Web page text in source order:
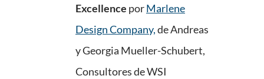
Excellence porMarlene
Design Company,de Andreas
y Georgia Mueller-Schubert,
Consultores de WSI